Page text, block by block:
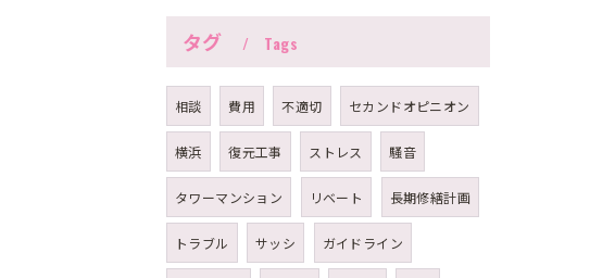
タグ Tags
相談 費用 不適切 セカンドオピニオン
横浜 復元工事 ストレス 騒音
タワーマンション リベート 長期修繕計画
トラブル サッシ ガイドライン